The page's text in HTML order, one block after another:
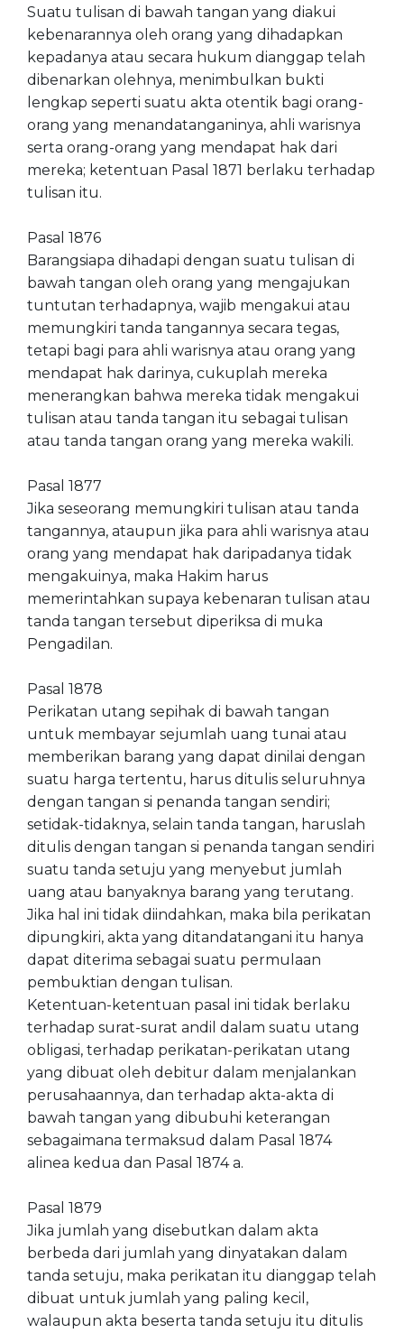
Suatu tulisan di bawah tangan yang diakui
kebenarannya oleh orang yang dihadapkan
kepadanya atau secara hukum dianggap telah
dibenarkan olehnya, menimbulkan bukti
lengkap seperti suatu akta otentik bagi orang-
orang yang menandatanganinya, ahli warisnya
serta orang-orang yang mendapat hak dari
mereka; ketentuan Pasal 1871 berlaku terhadap
tulisan itu.
Pasal 1876
Barangsiapa dihadapi dengan suatu tulisan di
bawah tangan oleh orang yang mengajukan
tuntutan terhadapnya, wajib mengakui atau
memungkiri tanda tangannya secara tegas,
tetapi bagi para ahli warisnya atau orang yang
mendapat hak darinya, cukuplah mereka
menerangkan bahwa mereka tidak mengakui
tulisan atau tanda tangan itu sebagai tulisan
atau tanda tangan orang yang mereka wakili.
Pasal 1877
Jika seseorang memungkiri tulisan atau tanda
tangannya, ataupun jika para ahli warisnya atau
orang yang mendapat hak daripadanya tidak
mengakuinya, maka Hakim harus
memerintahkan supaya kebenaran tulisan atau
tanda tangan tersebut diperiksa di muka
Pengadilan.
Pasal 1878
Perikatan utang sepihak di bawah tangan
untuk membayar sejumlah uang tunai atau
memberikan barang yang dapat dinilai dengan
suatu harga tertentu, harus ditulis seluruhnya
dengan tangan si penanda tangan sendiri;
setidak-tidaknya, selain tanda tangan, haruslah
ditulis dengan tangan si penanda tangan sendiri
suatu tanda setuju yang menyebut jumlah
uang atau banyaknya barang yang terutang.
Jika hal ini tidak diindahkan, maka bila perikatan
dipungkiri, akta yang ditandatangani itu hanya
dapat diterima sebagai suatu permulaan
pembuktian dengan tulisan.
Ketentuan-ketentuan pasal ini tidak berlaku
terhadap surat-surat andil dalam suatu utang
obligasi, terhadap perikatan-perikatan utang
yang dibuat oleh debitur dalam menjalankan
perusahaannya, dan terhadap akta-akta di
bawah tangan yang dibubuhi keterangan
sebagaimana termaksud dalam Pasal 1874
alinea kedua dan Pasal 1874 a.
Pasal 1879
Jika jumlah yang disebutkan dalam akta
berbeda dari jumlah yang dinyatakan dalam
tanda setuju, maka perikatan itu dianggap telah
dibuat untuk jumlah yang paling kecil,
walaupun akta beserta tanda setuju itu ditulis